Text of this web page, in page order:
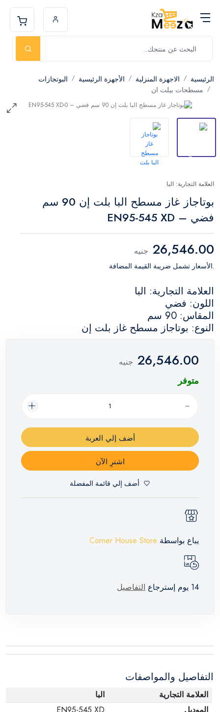
الرئيسية الاجهزة المنزلية الأجهزة الرئيسية
البوتجازات
مسطحات بيلت ان
العلامة التجارية: البا
بوتاجاز غاز مسطح البا بلت إن 90 سم
فضي – EN95-545 XD
26,546.00 جنيه
.الأسعار تشمل ضريبة القيمة المضافة
العلامة التجارية: البا
اللون: فضي
المقاس: 90 سم
النوع: بوتاجاز مسطح غاز بلت إن
26,546.00 جنيه
متوفر
أضف إلي العربة
اشترِ الآن
أضف إلي قائمة المفضلة
يباع بواسطة Corner House Store
14 يوم إسترجاع التفاصيل
التفاصيل والمواصفات
العلامة التجارية
البا
الموديل
EN95-545 XD